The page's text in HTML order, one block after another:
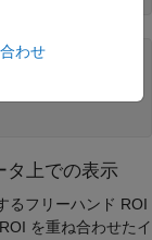
タ上での表示
るフリーハンド ROI
を重ね合わせたイ
わせ